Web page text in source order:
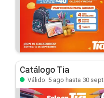
Catálogo Tia
Válido: 5 ago hasta 30 sept